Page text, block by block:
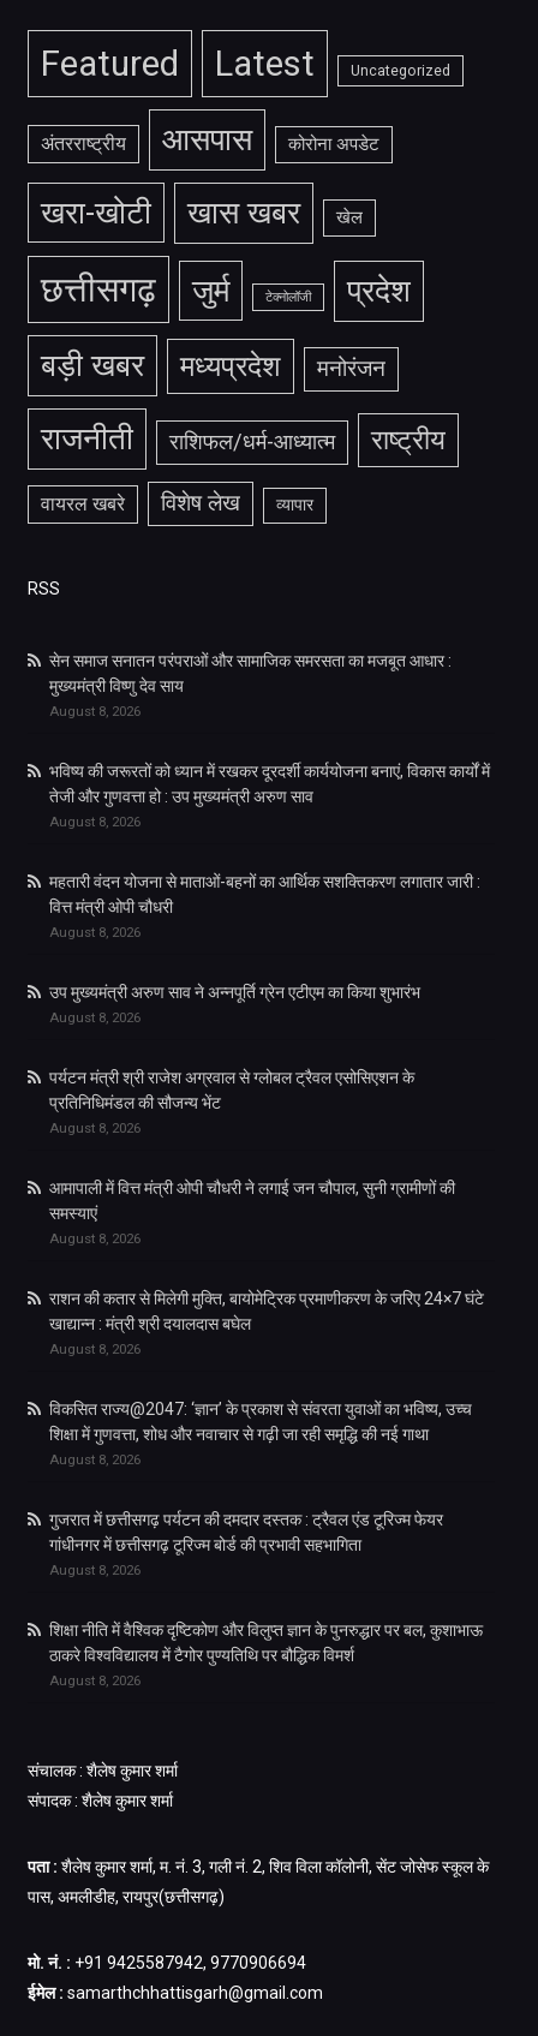
Featured Latest Uncategorized
अंतरराष्ट्रीय आसपास कोरोना अपडेट
खरा-खोटी खास खबर खेल
छत्तीसगढ़ जुर्म टेक्नोलॉजी प्रदेश
बड़ी खबर मध्यप्रदेश मनोरंजन
राजनीती राशिफल/धर्म-आध्यात्म राष्ट्रीय
वायरल खबरे विशेष लेख व्यापार
RSS
सेन समाज सनातन परंपराओं और सामाजिक समरसता का मजबूत आधार :
मुख्यमंत्री विष्णु देव साय
August 8, 2026
भविष्य की जरूरतों को ध्यान में रखकर दूरदर्शी कार्ययोजना बनाएं, विकास कार्यों में
तेजी और गुणवत्ता हो : उप मुख्यमंत्री अरुण साव
August 8, 2026
महतारी वंदन योजना से माताओं-बहनों का आर्थिक सशक्तिकरण लगातार जारी :
वित्त मंत्री ओपी चौधरी
August 8, 2026
उप मुख्यमंत्री अरुण साव ने अन्नपूर्ति ग्रेन एटीएम का किया शुभारंभ
August 8, 2026
पर्यटन मंत्री श्री राजेश अग्रवाल से ग्लोबल ट्रैवल एसोसिएशन के
प्रतिनिधिमंडल की सौजन्य भेंट
August 8, 2026
आमापाली में वित्त मंत्री ओपी चौधरी ने लगाई जन चौपाल, सुनी ग्रामीणों की
समस्याएं
August 8, 2026
राशन की कतार से मिलेगी मुक्ति, बायोमेट्रिक प्रमाणीकरण के जरिए 24×7 घंटे
खाद्यान्न : मंत्री श्री दयालदास बघेल
August 8, 2026
विकसित राज्य@2047: ‘ज्ञान’ के प्रकाश से संवरता युवाओं का भविष्य, उच्च
शिक्षा में गुणवत्ता, शोध और नवाचार से गढ़ी जा रही समृद्धि की नई गाथा
August 8, 2026
गुजरात में छत्तीसगढ़ पर्यटन की दमदार दस्तक : ट्रैवल एंड टूरिज्म फेयर
गांधीनगर में छत्तीसगढ़ टूरिज्म बोर्ड की प्रभावी सहभागिता
August 8, 2026
शिक्षा नीति में वैश्विक दृष्टिकोण और विलुप्त ज्ञान के पुनरुद्धार पर बल, कुशाभाऊ
ठाकरे विश्वविद्यालय में टैगोर पुण्यतिथि पर बौद्धिक विमर्श
August 8, 2026
संचालक : शैलेष कुमार शर्मा
संपादक : शैलेष कुमार शर्मा
पता : शैलेष कुमार शर्मा, म. नं. 3, गली नं. 2, शिव विला कॉलोनी, सेंट जोसेफ स्कूल के
पास, अमलीडीह, रायपुर(छत्तीसगढ़)
मो. नं. : +91 9425587942, 9770906694
ईमेल : samarthchhattisgarh@gmail.com